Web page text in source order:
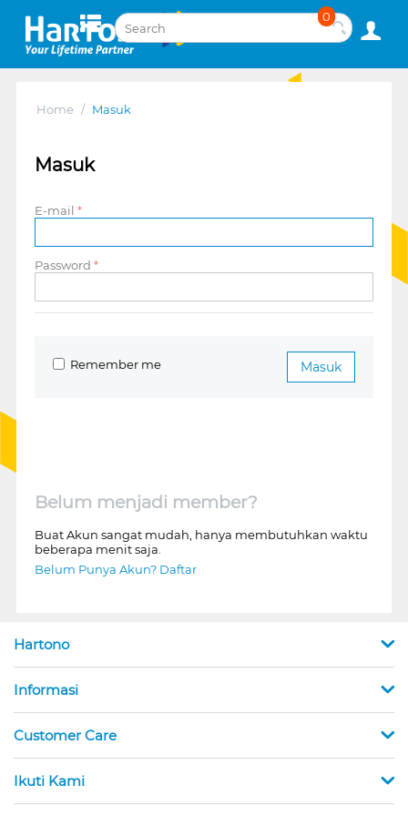
0
Home / Masuk
Masuk
E-mail
Password
Masuk
Remember me
Belum menjadi member?
Buat Akun sangat mudah, hanya membutuhkan waktu
beberapa menit saja.
Belum Punya Akun? Daftar
Hartono
Informasi
Customer Care
Ikuti Kami